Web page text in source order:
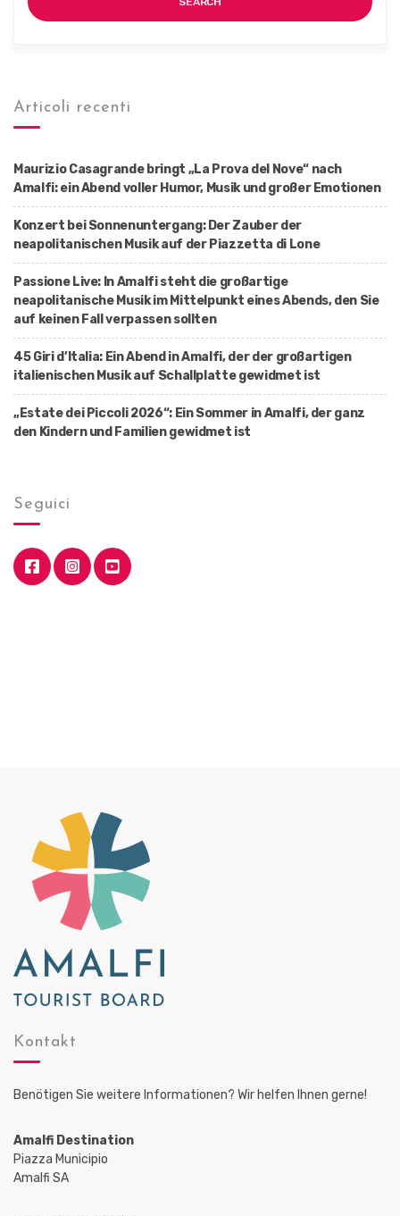
Articoli recenti
Maurizio Casagrande bringt „La Prova del Nove“ nach
Amalfi: ein Abend voller Humor, Musik und großer Emotionen
Konzert bei Sonnenuntergang: Der Zauber der
neapolitanischen Musik auf der Piazzetta di Lone
Passione Live: In Amalfi steht die großartige
neapolitanische Musik im Mittelpunkt eines Abends, den Sie
auf keinen Fall verpassen sollten
45 Giri d’Italia: Ein Abend in Amalfi, der der großartigen
italienischen Musik auf Schallplatte gewidmet ist
„Estate dei Piccoli 2026“: Ein Sommer in Amalfi, der ganz
den Kindern und Familien gewidmet ist
Seguici
Kontakt
Benötigen Sie weitere Informationen? Wir helfen Ihnen gerne!
Amalfi Destination
Piazza Municipio
Amalfi SA